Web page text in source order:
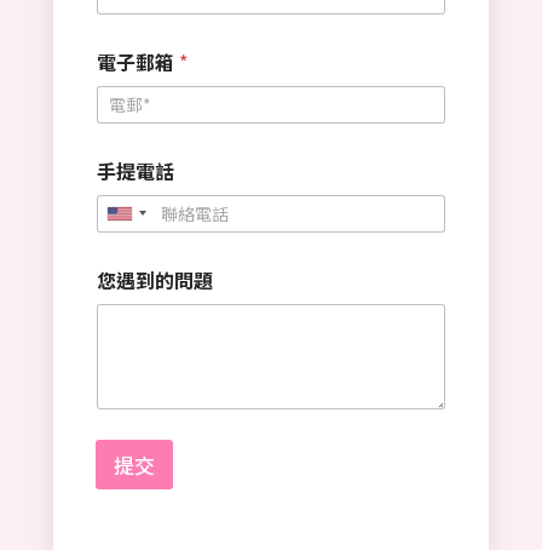
電子郵箱 *
手提電話
U
i
t
S
t
a
t
您遇到的問題
提交